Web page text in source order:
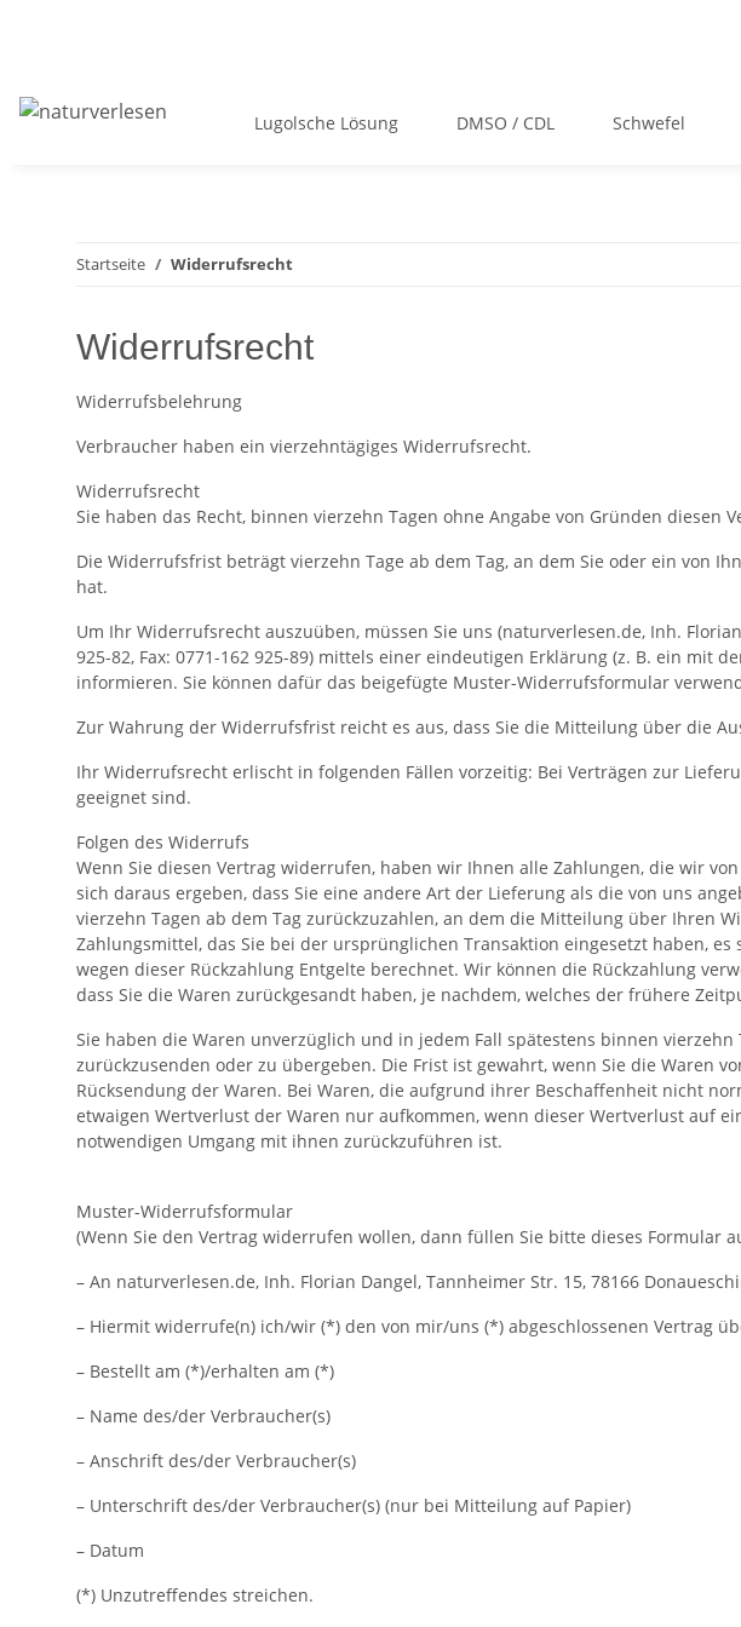
Lugolsche Lösung DMSO / CDL Schwefel
Startseite Widerrufsrecht
Widerrufsrecht
Widerrufsbelehrung
Verbraucher haben ein vierzehntägiges Widerrufsrecht.
Widerrufsrecht
Sie haben das Recht, binnen vierzehn Tagen ohne Angabe von Gründen diesen
Die Widerrufsfrist beträgt vierzehn Tage ab dem Tag, an dem Sie oder ein von
hat.
Um Ihr Widerrufsrecht auszuüben, müssen Sie uns (naturverlesen.de, Inh.
925-82, Fax: 0771-162 925-89) mittels einer eindeutigen Erklärung (z. B. ein mit
informieren. Sie können dafür das beigefügte Muster-Widerrufsformular
Zur Wahrung der Widerrufsfrist reicht es aus, dass Sie die Mitteilung über die
Ihr Widerrufsrecht erlischt in folgenden Fällen vorzeitig: Bei Verträgen zur
geeignet sind.
Folgen des Widerrufs
Wenn Sie diesen Vertrag widerrufen, haben wir Ihnen alle Zahlungen, die wir
sich daraus ergeben, dass Sie eine andere Art der Lieferung als die von uns
vierzehn Tagen ab dem Tag zurückzuzahlen, an dem die Mitteilung über Ihren
Zahlungsmittel, das Sie bei der ursprünglichen Transaktion eingesetzt haben,
wegen dieser Rückzahlung Entgelte berechnet. Wir können die Rückzahlung
dass Sie die Waren zurückgesandt haben, je nachdem, welches der frühere
Sie haben die Waren unverzüglich und in jedem Fall spätestens binnen
zurückzusenden oder zu übergeben. Die Frist ist gewahrt, wenn Sie die Waren
Rücksendung der Waren. Bei Waren, die aufgrund ihrer Beschaffenheit nicht
etwaigen Wertverlust der Waren nur aufkommen, wenn dieser Wertverlust auf
notwendigen Umgang mit ihnen zurückzuführen ist.
Muster-Widerrufsformular
(Wenn Sie den Vertrag widerrufen wollen, dann füllen Sie bitte dieses Formular
– An naturverlesen.de, Inh. Florian Dangel, Tannheimer Str. 15, 78166
– Hiermit widerrufe(n) ich/wir (*) den von mir/uns (*) abgeschlossenen Vertrag
– Bestellt am (*)/erhalten am (*)
– Name des/der Verbraucher(s)
– Anschrift des/der Verbraucher(s)
– Unterschrift des/der Verbraucher(s) (nur bei Mitteilung auf Papier)
– Datum
(*) Unzutreffendes streichen.